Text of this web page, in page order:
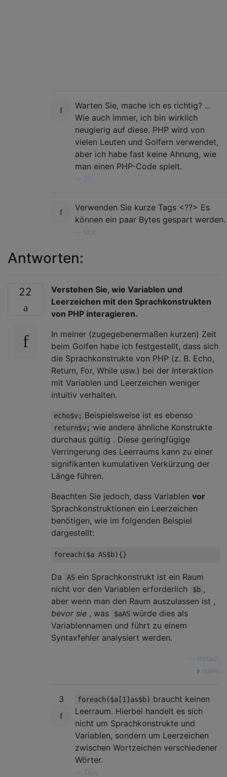
Warten Sie, mache ich es richtig? ...
Wie auch immer, ich bin wirklich
neugierig auf diese. PHP wird von
vielen Leuten und Golfern verwendet,
aber ich habe fast keine Ahnung, wie
man einen PHP-Code spielt.
20.
Verwenden Sie kurze Tags <??> Es
können ein paar Bytes gespart werden.
Mob
Antworten:
22
Verstehen Sie, wie Variablen und
Leerzeichen mit den Sprachkonstrukten
von PHP interagieren.
In meiner (zugegebenermaßen kurzen) Zeit
beim Golfen habe ich festgestellt, dass sich
die Sprachkonstrukte von PHP (z. B. Echo,
Return, For, While usw.) bei der Interaktion
mit Variablen und Leerzeichen weniger
intuitiv verhalten.
echo$v; Beispielsweise ist es ebenso
return$v; wie andere ähnliche Konstrukte
durchaus gültig . Diese geringfügige
Verringerung des Leerraums kann zu einer
signifikanten kumulativen Verkürzung der
Länge führen.
Beachten Sie jedoch, dass Variablen vor
Sprachkonstruktionen ein Leerzeichen
benötigen, wie im folgenden Beispiel
dargestellt:
Da AS ein Sprachkonstrukt ist ein Raum
nicht vor den Variablen erforderlich
$b ,
aber wenn man den Raum auszulassen ist ,
bevor sie , was $aAS würde dies als
Variablennamen und führt zu einem
Syntaxfehler analysiert werden.
Rintaun
quelle
3 foreach($a[1]as$b) braucht keinen
Leerraum. Hierbei handelt es sich
nicht um Sprachkonstrukte und
Variablen, sondern um Leerzeichen
zwischen Wortzeichen verschiedener
Wörter.
Titus